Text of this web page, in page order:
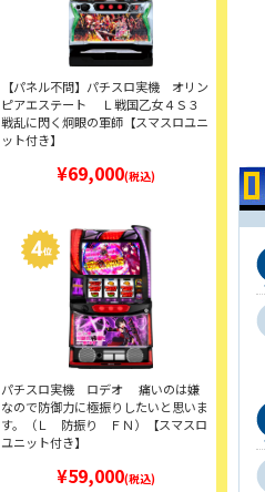
【パネル不問】パチスロ実機 オリン
ピアエステート Ｌ戦国乙女４Ｓ３
戦乱に閃く炯眼の軍師【スマスロユニ
ット付き】
¥69,000(税込)
パチスロ実機 ロデオ 痛いのは嫌
なので防御力に極振りしたいと思いま
す。（Ｌ 防振り ＦＮ）【スマスロ
ユニット付き】
¥59,000(税込)